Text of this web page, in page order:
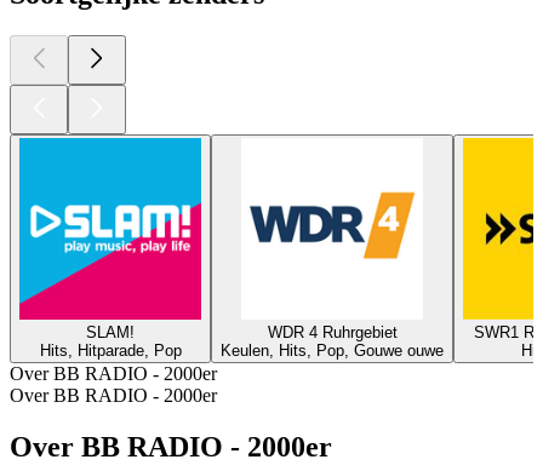
SLAM!
Hits, Hitparade, Pop
WDR 4 Ruhrgebiet
Keulen, Hits, Pop, Gouwe ouwe
SWR1
Over BB RADIO - 2000er
Over BB RADIO - 2000er
Over BB RADIO - 2000er